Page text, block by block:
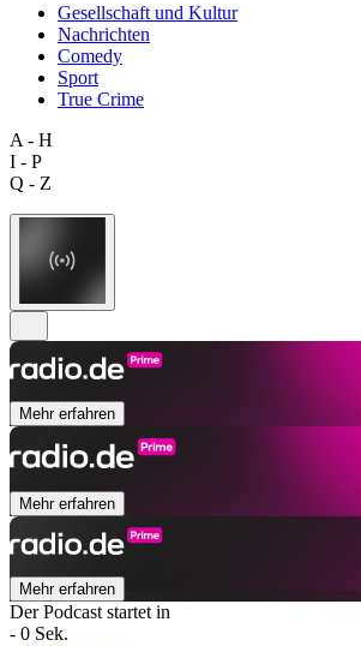
Gesellschaft und Kultur
Nachrichten
Comedy
Sport
True Crime
A - H
I - P
Q - Z
Mehr erfahren
Mehr erfahren
Mehr erfahren
Der Podcast startet in
- 0 Sek.